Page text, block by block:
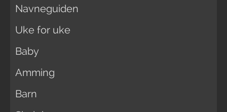
Navneguiden
Uke for uke
Baby
Amming
Barn